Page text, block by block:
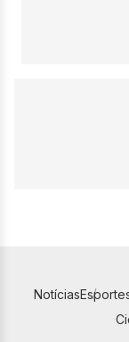
Notícias